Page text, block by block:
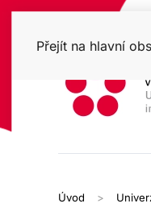
Přejít na hlavní
Úvod